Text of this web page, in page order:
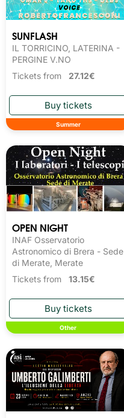
SUNFLASH
IL TORRICINO, LATERINA -
PERGINE V.NO
Tickets from 27.12€
Summer
OPEN NIGHT
INAF Osservatorio
Astronomico di Brera - Sede
di Merate, Merate
Tickets from 13.15€
Other